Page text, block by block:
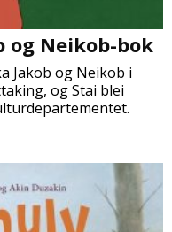
og Neikob-bok
Jakob og Neikob i
og Stai blei